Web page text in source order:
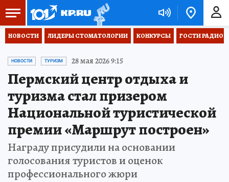
НОВОСТИ ЛИДЕРЫ СТОМАТОЛОГИИ КОНКУРСЫ ГОСТИ РАДИО
НОВОСТИ ТУРИЗМ 28 мая 2026 9:15
Пермский центр отдыха и
туризма стал призером
Национальной туристической
премии «Маршрут построен»
Награду присудили на основании
голосования туристов и оценок
профессионального жюри